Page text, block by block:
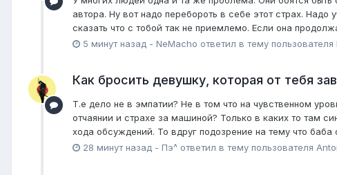
автора. Ну вот надо перебороть в себе этот страх.
сказать что с тобой так не приемлемо. Если она
5 минут назад - NeMacho ответил в тему пользователя
Как бросить девушку, которая от тебя
Т.е дело не в эмпатии? Не в том что на чувственном
отчаянии и страхе за машиной? Только в каких то там
хода обсуждений. То вдруг подозрение на тему что
28 минут назад - Пэ^ ответил в тему пользователя